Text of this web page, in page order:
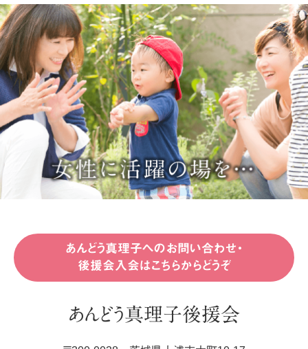
あんどう真理子へのお問い合わせ・
後援会入会はこちらからどうぞ
あんどう真理子後援会